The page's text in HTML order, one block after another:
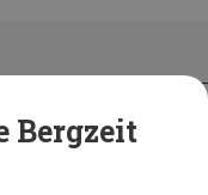
Bergzeit